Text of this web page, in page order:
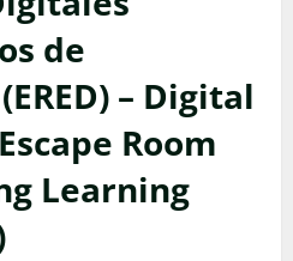
de
– Digital
Room
Learning